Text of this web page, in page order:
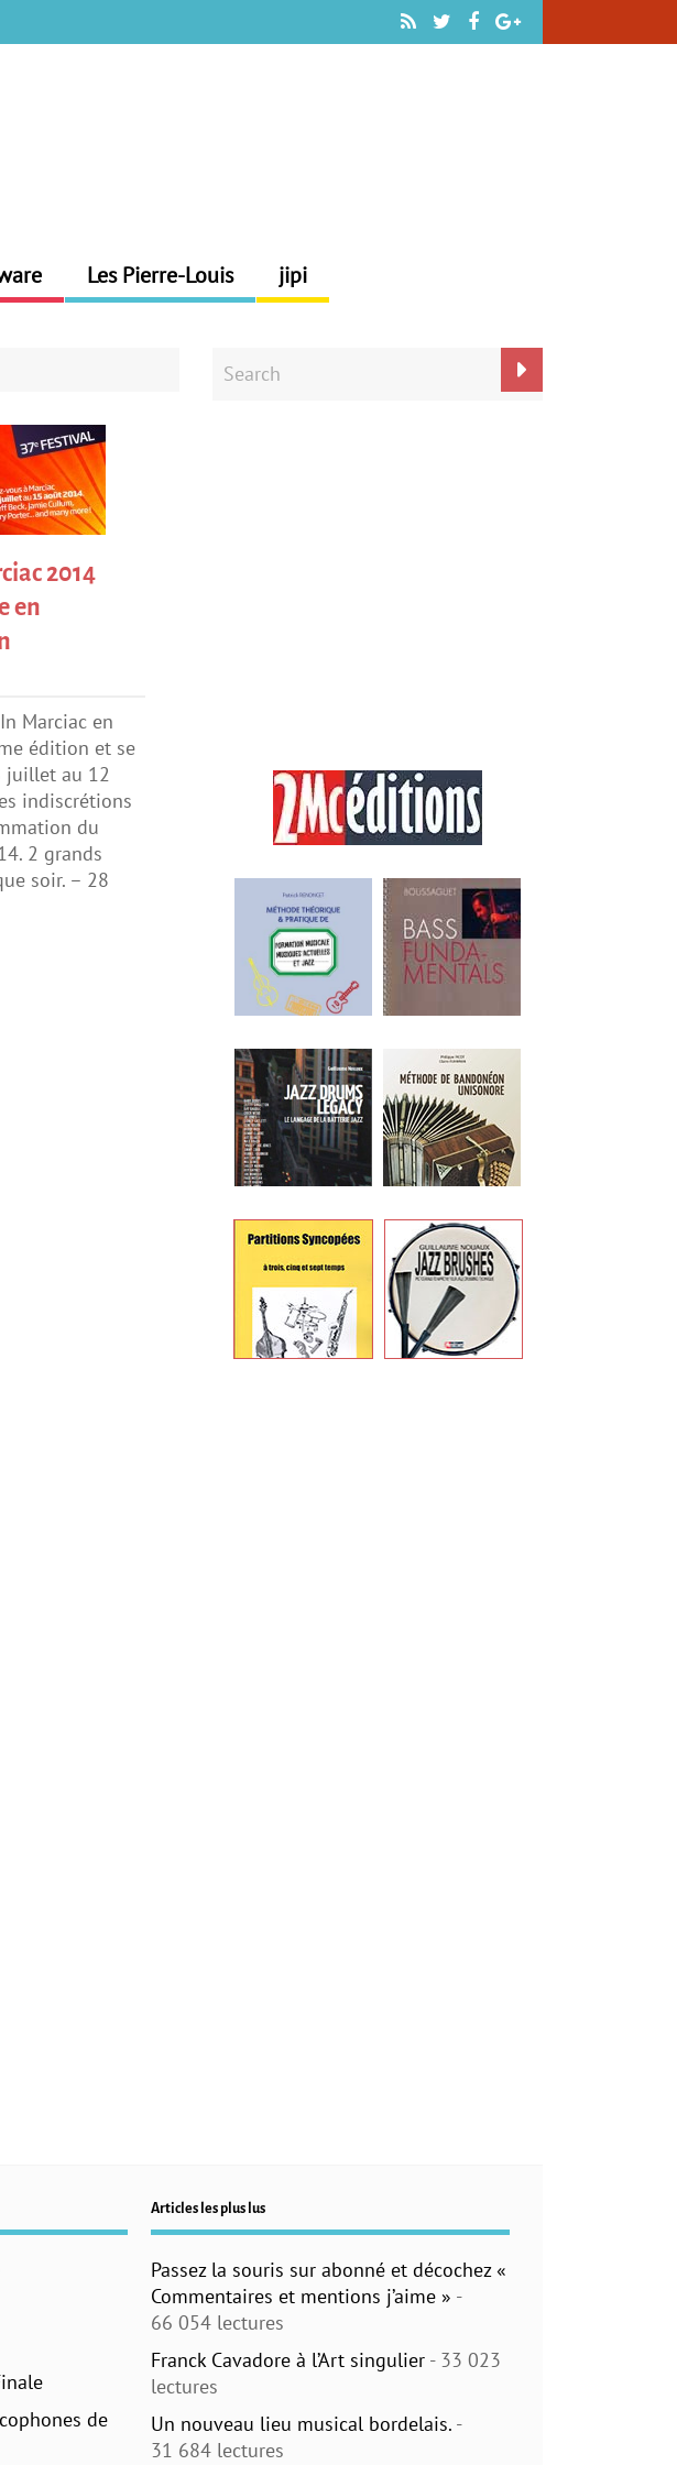
Les Pierre-Louis jipi
2014
en
Marciac en
édition et se
juillet au 12
indiscrétions
du
2 grands
soir. – 28
de
Articles les plus lus
Passez la souris sur abonné et décochez «
Commentaires et mentions j’aime » -
66 054 lectures
Franck Cavadore à l’Art singulier - 33 023
lectures
Un nouveau lieu musical bordelais. -
31 684 lectures